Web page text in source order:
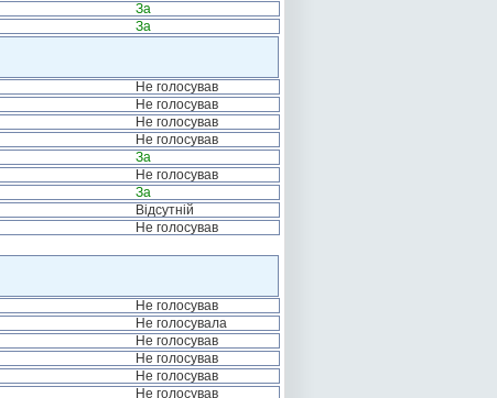
За
За
Не голосував
Не голосував
Не голосував
Не голосував
За
Не голосував
За
Відсутній
Не голосував
Не голосував
Не голосувала
Не голосував
Не голосував
Не голосував
Не голосував